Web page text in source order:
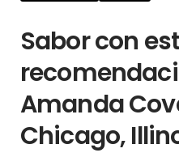
Sabor con
Amanda
Chicago,